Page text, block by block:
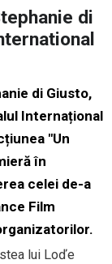
di
di Giusto,
Internațional
"Un
în
celei de-a
Film
lui Loďe